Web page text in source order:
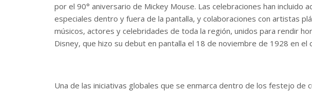
por el 90° aniversario de Mickey Mouse. Las celebraciones han incluido
especiales dentro y fuera de la pantalla, y colaboraciones con artistas
músicos, actores y celebridades de toda la región, unidos para rendir
Disney, que hizo su debut en pantalla el 18 de noviembre de 1928 en
Una de las iniciativas globales que se enmarca dentro de los festejo de